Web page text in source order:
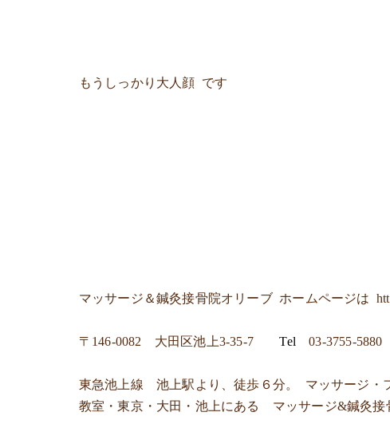
もうしっかり大人顔 です
マッサージ＆鍼灸接骨院オリーブ ホームページは
〒 146-0082 大田区池上3-35-7 Tel03-3755-5880
東急池上線 池上駅より、徒歩６分。 マッサージ・
教室・東京・大田・池上にある マッサージ&鍼灸接